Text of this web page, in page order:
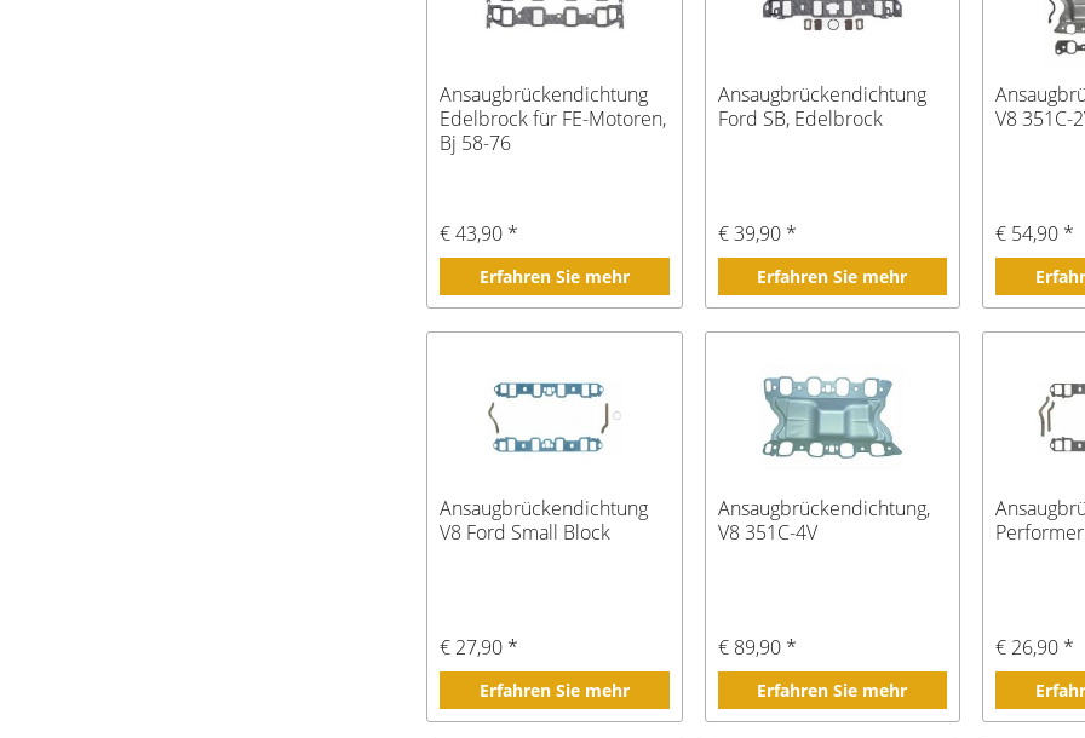
Ansaugbrückendichtung
Edelbrock für FE-Motoren,
Bj 58-76
€ 43,90 *
Erfahren Sie mehr
Ansaugbrückendichtung
Ford SB, Edelbrock
€ 39,90 *
Erfahren Sie mehr
V8 351C-
€ 54,90 *
Ansaugbrückendichtung
V8 Ford Small Block
€ 27,90 *
Erfahren Sie mehr
Ansaugbrückendichtung,
V8 351C-4V
€ 89,90 *
Erfahren Sie mehr
€ 26,90 *